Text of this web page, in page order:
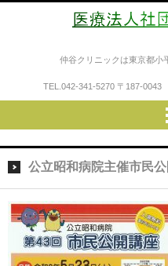
医療法人社団
仲谷クリニックは東京都小
TEL. 042-341-5270 〒187-0043
公立昭和病院主催市民